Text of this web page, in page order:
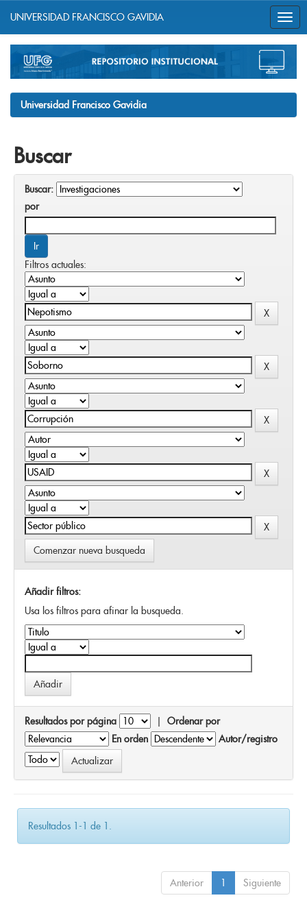
navigation
UNIVERSIDAD FRANCISCO GAVIDIA
Universidad Francisco Gavidia
Buscar
Buscar:
por
Filtros actuales:
Comenzar nueva busqueda
Añadir filtros:
Usa los filtros para afinar la busqueda.
Resultados por página | Ordenar por
En orden
Autor/registro
Resultados 1-1 de 1.
Anterior 1 Siguiente